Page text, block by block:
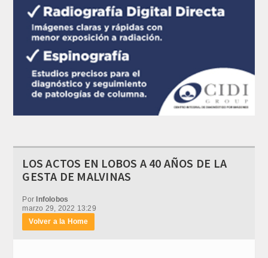
LOS ACTOS EN LOBOS A 40 AÑOS DE LA
GESTA DE MALVINAS
PorInfolobos
marzo 29, 2022 13:29
Volver a la Home